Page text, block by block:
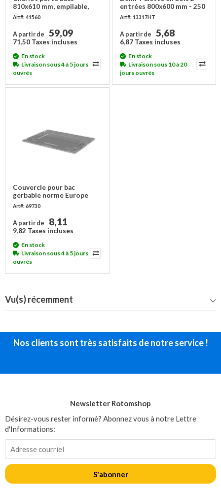
810x610 mm, empilable,
PEHD
Art#: 41560
A partir de 59,09
71,50 Taxes incluses
En stock
Livraison sous 4 à 5 jours
ouvrés
entrées 800x600 mm - 250
kg - Neuf
Art#: 13317HT
A partir de 5,68
6,87 Taxes incluses
En stock
Livraison sous 10 à 20
jours ouvrés
Couvercle pour bac
gerbable norme Europe
800x600x10 mm - sans
Art#: 69730
A partir de 8,11
9,82 Taxes incluses
En stock
Livraison sous 4 à 5 jours
ouvrés
Vu(s) récemment
Nos clients sont très satisfaits de notre service !
Newsletter Rotomshop
Désirez-vous rester informé? Abonnez vous à notre Lettre
d'Informations:
S'abonner